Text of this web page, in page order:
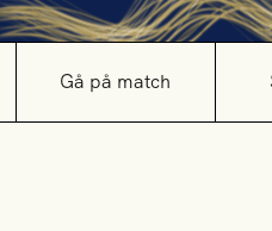
Gå på match